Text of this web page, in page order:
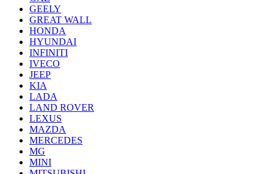
GEELY
GREAT WALL
HONDA
HYUNDAI
INFINITI
IVECO
JEEP
KIA
LADA
LAND ROVER
LEXUS
MAZDA
MERCEDES
MG
MINI